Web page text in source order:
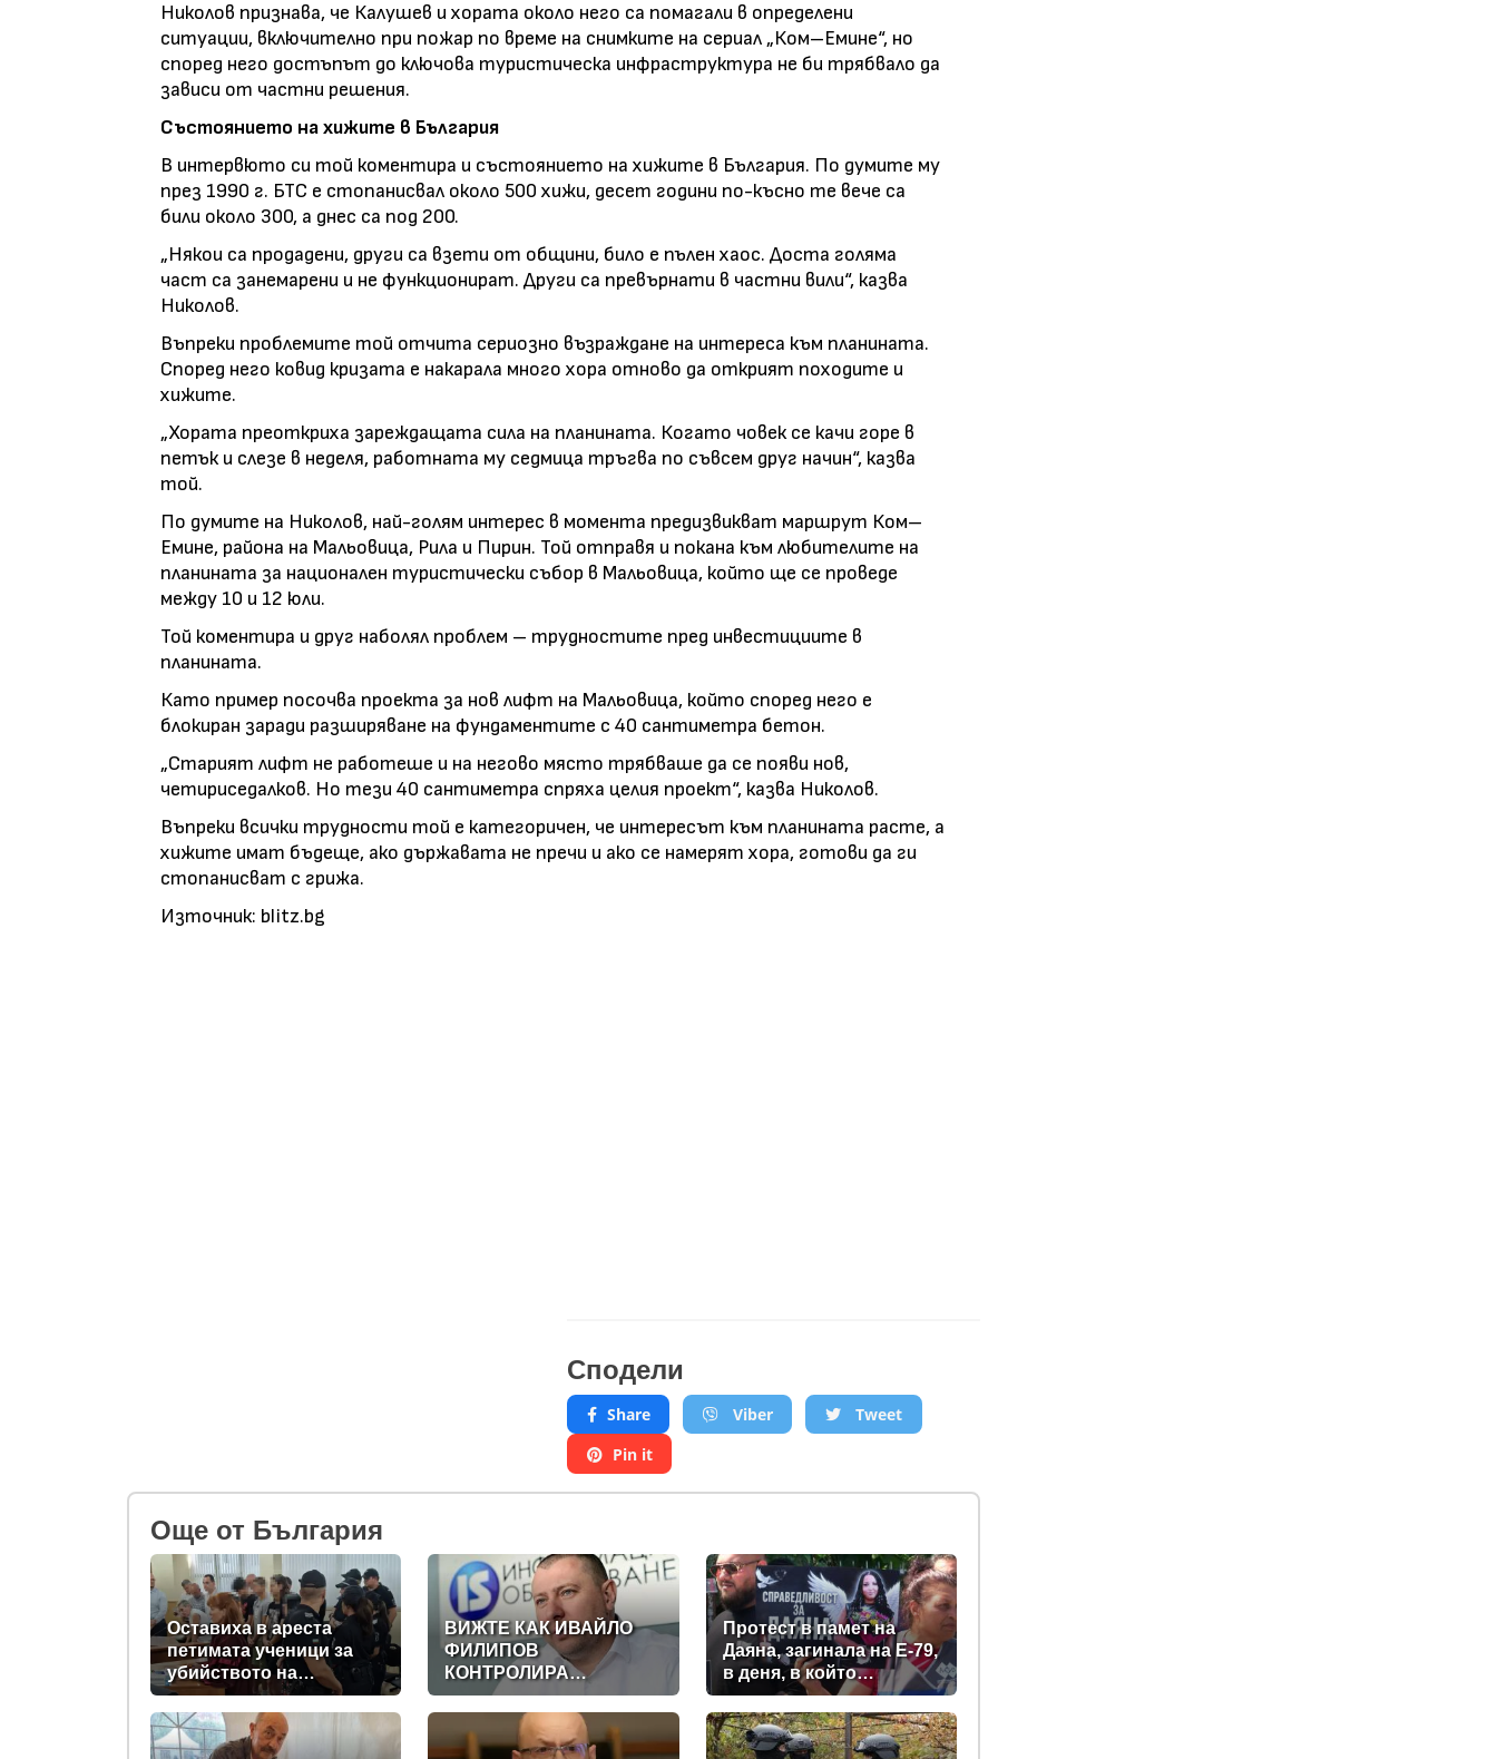
Николов признава, че Калушев и хората около него са помагали в определени
ситуации, включително при пожар по време на снимките на сериал „Ком–Емине“, но
според него достъпът до ключова туристическа инфраструктура не би трябвало да
зависи от частни решения.
Състоянието на хижите в България
В интервюто си той коментира и състоянието на хижите в България. По думите му
през 1990 г. БТС е стопанисвал около 500 хижи, десет години по-късно те вече са
били около 300, а днес са под 200.
„Някои са продадени, други са взети от общини, било е пълен хаос. Доста голяма
част са занемарени и не функционират. Други са превърнати в частни вили“, казва
Николов.
Въпреки проблемите той отчита сериозно възраждане на интереса към планината.
Според него ковид кризата е накарала много хора отново да открият походите и
хижите.
„Хората преоткриха зареждащата сила на планината. Когато човек се качи горе в
петък и слезе в неделя, работната му седмица тръгва по съвсем друг начин“, казва
той.
По думите на Николов, най-голям интерес в момента предизвикват маршрут Ком–
Емине, района на Мальовица, Рила и Пирин. Той отправя и покана към любителите на
планината за национален туристически събор в Мальовица, който ще се проведе
между 10 и 12 юли.
Той коментира и друг наболял проблем – трудностите пред инвестициите в
планината.
Като пример посочва проекта за нов лифт на Мальовица, който според него е
блокиран заради разширяване на фундаментите с 40 сантиметра бетон.
„Старият лифт не работеше и на негово място трябваше да се появи нов,
четириседалков. Но тези 40 сантиметра спряха целия проект“, казва Николов.
Въпреки всички трудности той е категоричен, че интересът към планината расте, а
хижите имат бъдеще, ако държавата не пречи и ако се намерят хора, готови да ги
стопанисват с грижа.
Източник: blitz.bg
Сподели
Share Viber
Tweet
Pin it
Oще от България
Оставиха в ареста
петимата ученици за
убийството на
Младежкия хълм:
Измъчвали Георги час,
гаврили се с него и го
ВИЖТЕ КАК ИВАЙЛО
ФИЛИПОВ
КОНТРОЛИРА
ДИГИТАЛНАТА
ДЪРЖАВА ЗАД ГЪРБА
НА
Протест в памет на
Даяна, загинала на Е-79,
в деня, в който
трябваше да е сватбата
ѝ (снимки)